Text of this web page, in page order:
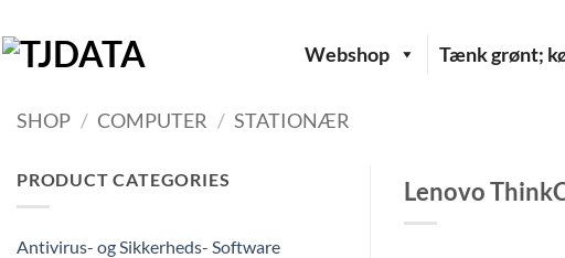
til
indhold
Webshop Tænk grønt;
SHOP / COMPUTER / STATIONÆR
PRODUCT CATEGORIES
Antivirus- og Sikkerheds- Software
Lenovo